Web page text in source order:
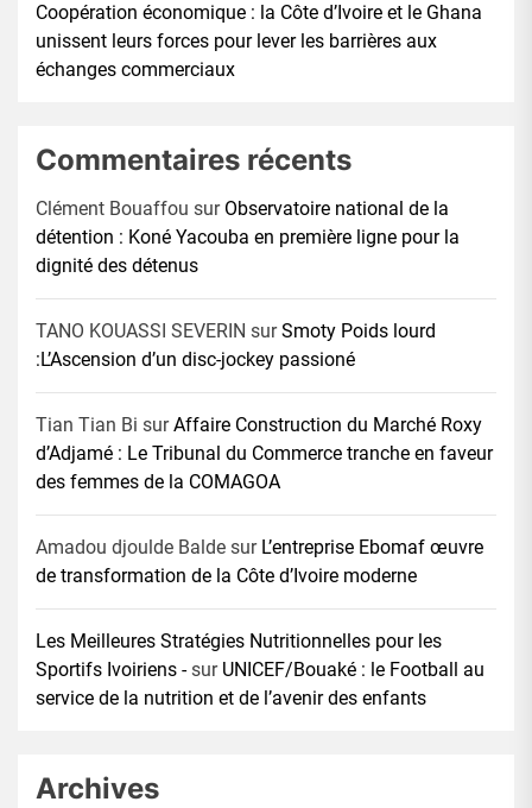
Coopération économique : la Côte d’Ivoire et le Ghana
unissent leurs forces pour lever les barrières aux
échanges commerciaux
Commentaires récents
Clément Bouaffou sur Observatoire national de la
détention : Koné Yacouba en première ligne pour la
dignité des détenus
TANO KOUASSI SEVERIN surSmoty Poids lourd
:L’Ascension d’un disc-jockey passioné
Tian Tian Bi surAffaire Construction du Marché Roxy
d’Adjamé : Le Tribunal du Commerce tranche en faveur
des femmes de la COMAGOA
Amadou djoulde Balde sur L’entreprise Ebomaf œuvre
de transformation de la Côte d’Ivoire moderne
Les Meilleures Stratégies Nutritionnelles pour les
Sportifs Ivoiriens -sur UNICEF/Bouaké : le Football au
service de la nutrition et de l’avenir des enfants
Archives